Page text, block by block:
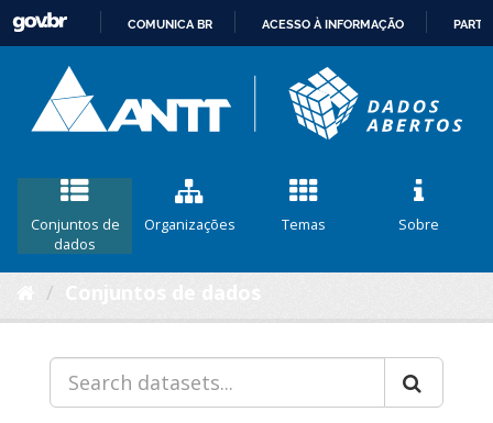
CONTEÚDO
COMUNICA BR ACESSO À INFORMAÇÃO
Conjuntos de
dados
Organizações Temas Sobre